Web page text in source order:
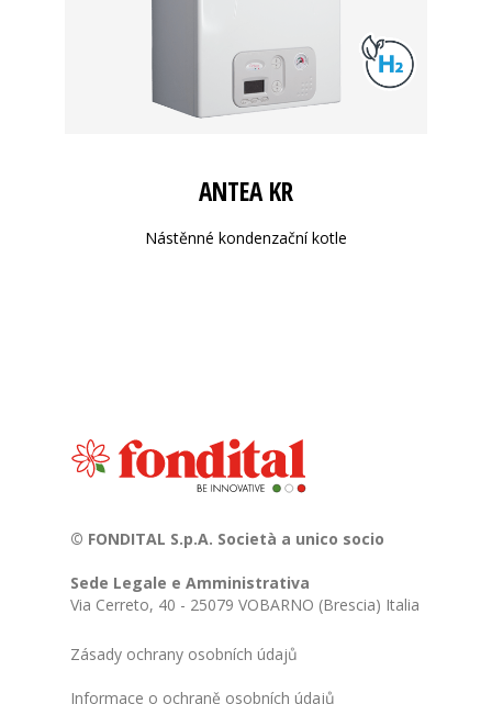
ANTEA KR
Nástěnné kondenzační kotle
© FONDITAL S.p.A. Società a unico socio
Sede Legale e Amministrativa
Via Cerreto, 40 - 25079 VOBARNO (Brescia) Italia
Zásady ochrany osobních údajů
Informace o ochraně osobních údajů